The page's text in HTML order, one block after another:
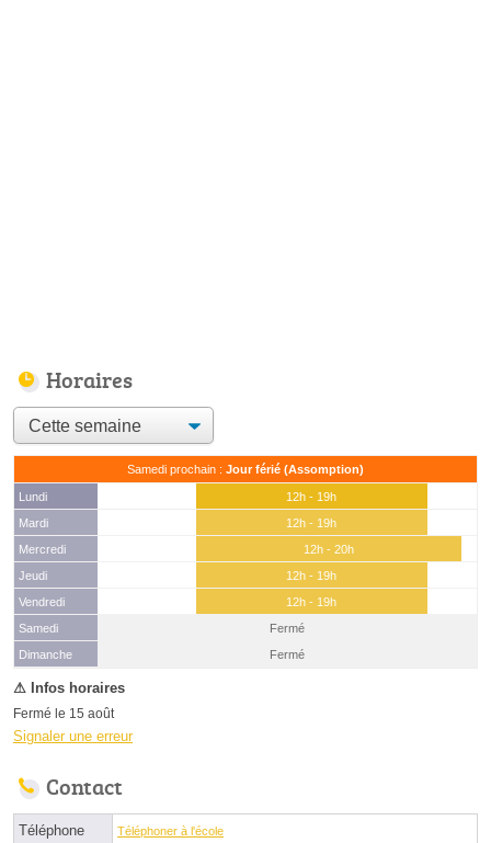
Horaires
Samedi prochain : Jour férié (Assomption)
Lundi
12h - 19h
Mardi
12h - 19h
Mercredi
12h - 20h
Jeudi
12h - 19h
Vendredi
12h - 19h
Samedi
(15 août)
Fermé
Dimanche
Fermé
Fermé le 15 août
Signaler une erreur
Contact
Téléphone Téléphoner à l'école